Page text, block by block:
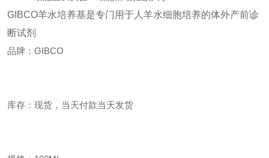
GIBCO羊水培养基是专门用于人羊水细胞培养的体外产前诊
断试剂
品牌：GIBCO
库存：现货，当天付款当天发货